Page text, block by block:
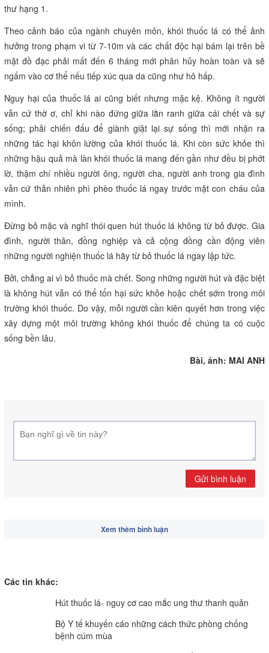
thư hạng 1.
Theo cảnh báo của ngành chuyên môn, khói thuốc lá có thể ảnh
hưởng trong phạm vi từ 7-10m và các chất độc hại bám lại trên bề
mặt đồ đạc phải mất đến 6 tháng mới phân hủy hoàn toàn và sẽ
ngấm vào cơ thể nếu tiếp xúc qua da cũng như hô hấp.
Nguy hại của thuốc lá ai cũng biết nhưng mặc kệ. Không ít người
vẫn cứ thờ ơ, chỉ khi nào đứng giữa lằn ranh giữa cái chết và sự
sống; phải chiến đấu để giành giật lại sự sống thì mới nhận ra
những tác hại khôn lường của khói thuốc lá. Khi còn sức khỏe thì
những hậu quả mà làn khói thuốc lá mang đến gần như đều bị phớt
lờ, thậm chí nhiều người ông, người cha, người anh trong gia đình
vẫn cứ thản nhiên phì phèo thuốc lá ngay trước mặt con cháu của
mình.
Đừng bỏ mặc và nghĩ thói quen hút thuốc lá không từ bỏ được. Gia
đình, người thân, đồng nghiệp và cả cộng đồng cần động viên
những người nghiện thuốc lá hãy từ bỏ thuốc lá ngay lập tức.
Bởi, chẳng ai vì bỏ thuốc mà chết. Song những người hút và đặc biệt
là không hút vẫn có thể tổn hại sức khỏe hoặc chết sớm trong môi
trường khói thuốc. Do vậy, mỗi người cần kiên quyết hơn trong việc
xây dựng một môi trường không khói thuốc để chúng ta có cuộc
sống bền lâu.
Bài, ảnh: MAI ANH
Gửi bình luận
Xem thêm bình luận
Các tin khác:
Hút thuốc lá- nguy cơ cao mắc ung thư thanh quản
Bộ Y tế khuyến cáo những cách thức phòng chống
bệnh cúm mùa